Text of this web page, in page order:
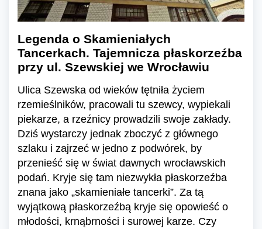
Legenda o Skamieniałych
Tancerkach. Tajemnicza płaskorzeźba
przy ul. Szewskiej we Wrocławiu
Ulica Szewska od wieków tętniła życiem
rzemieślników, pracowali tu szewcy, wypiekali
piekarze, a rzeźnicy prowadzili swoje zakłady.
Dziś wystarczy jednak zboczyć z głównego
szlaku i zajrzeć w jedno z podwórek, by
przenieść się w świat dawnych wrocławskich
podań. Kryje się tam niezwykła płaskorzeźba
znana jako „skamieniałe tancerki”. Za tą
wyjątkową płaskorzeźbą kryje się opowieść o
młodości, krnąbrności i surowej karze. Czy